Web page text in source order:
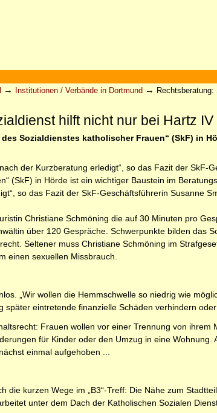
→ Institutionen / Verbände in Dortmund →
hilft nicht nur bei Hartz IV
Sozialdienstes katholischer Frauen“ (SkF) in
der Kurzberatung erledigt“, so das Fazit der SkF-
(SkF) in Hörde ist ein wichtiger Baustein im
so das Fazit der SkF-Geschäftsführerin Susanne
Christiane Schmöning die auf 30 Minuten pro
über 120 Gespräche. Schwerpunkte bilden das
Seltener muss Christiane Schmöning im
einen sexuellen Missbrauch.
„Wir wollen die Hemmschwelle so niedrig wie
später eintretende finanzielle Schäden verhindern
Frauen wollen vor einer Trennung von
für Kinder oder den Umzug in eine
einmal aufgehoben ...
die kurzen Wege im „B3“-Treff: Die Nähe zum
unter dem Dach der Katholischen Sozialen